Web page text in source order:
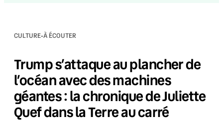
CULTURE·À ÉCOUTER
Trump s’attaque au plancher de
l’océan avec des machines
géantes : la chronique de Juliette
Quef dans la Terre au carré